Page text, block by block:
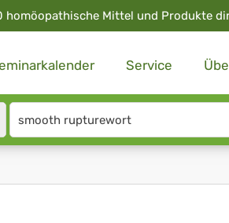
homöopathische Mittel und Produkte
Service
Site
search